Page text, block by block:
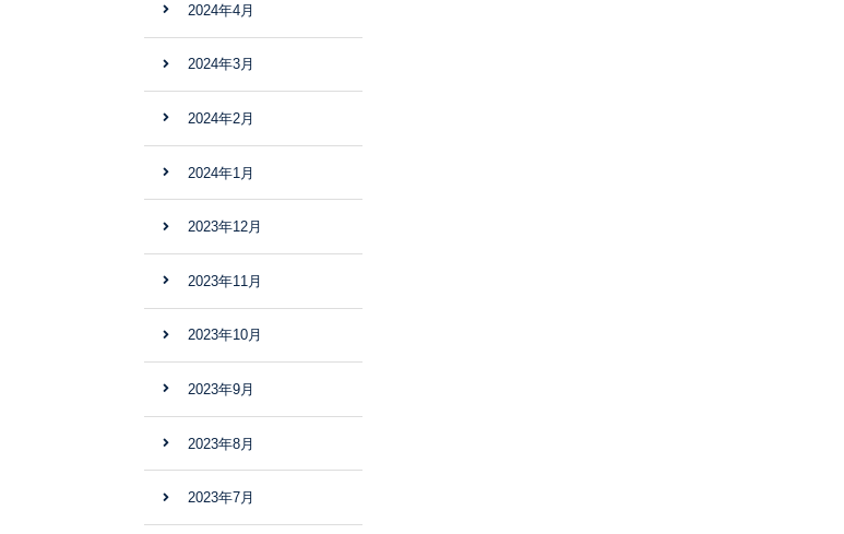
2024年4月
2024年3月
2024年2月
2024年1月
2023年12月
2023年11月
2023年10月
2023年9月
2023年8月
2023年7月